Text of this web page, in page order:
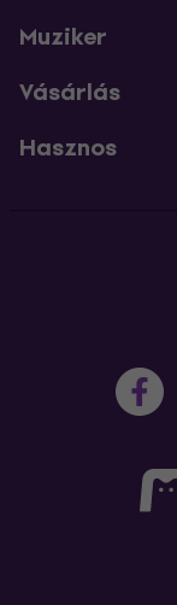
Muziker
Vásárlás
Hasznos